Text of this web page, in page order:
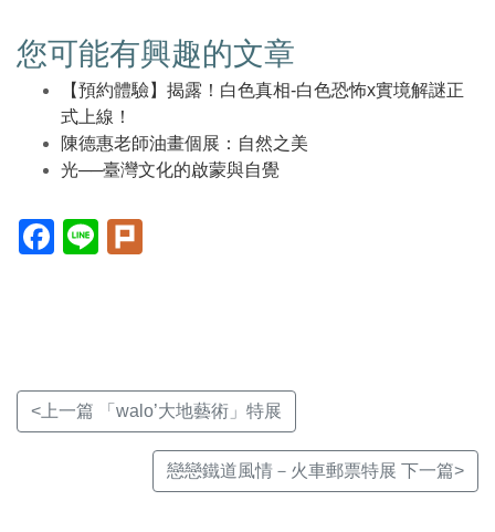
您可能有興趣的文章
【預約體驗】揭露！白色真相-白色恐怖x實境解謎正
式上線！
陳德惠老師油畫個展：自然之美
光──臺灣文化的啟蒙與自覺
Facebook(另
開
Line(另
開
<上一篇 「walo’大地藝術」特展
戀戀鐵道風情－火車郵票特展 下一篇>